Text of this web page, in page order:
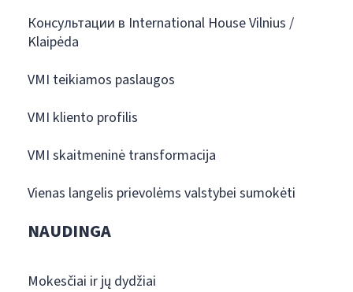
Консультации в International House Vilnius /
Klaipėda
VMI teikiamos paslaugos
VMI kliento profilis
VMI skaitmeninė transformacija
Vienas langelis prievolėms valstybei sumokėti
NAUDINGA
Mokesčiai ir jų dydžiai